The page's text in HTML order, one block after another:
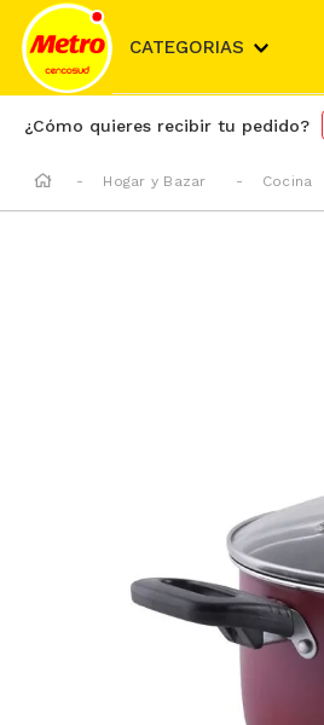
CATEGORIAS
¿Cómo quieres recibir tu pedido?
Hogar y Bazar Cocina